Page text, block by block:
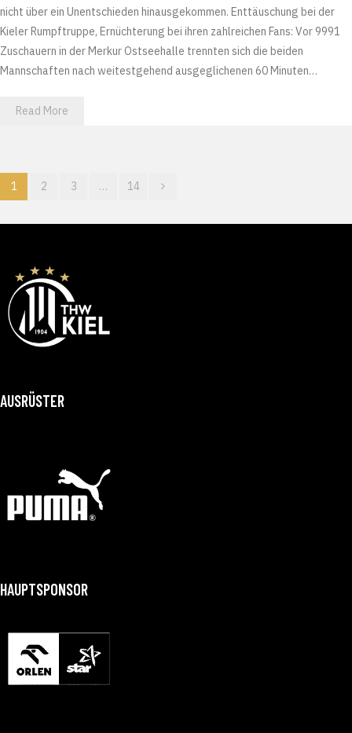
nicht über ein Unentschieden hinausgekommen. Enttäuschung bei der
Kieler Rumpftruppe, Ernüchterung bei ihren zahlreichen Fans: Vor 9991
Zuschauern in der Merkur Ostseehalle trennten sich die beiden
Mannschaften nach weitestgehend ausgeglichenen 60 Minuten…
Read More
1 2 3 … 14
AUSRÜSTER
HAUPTSPONSOR